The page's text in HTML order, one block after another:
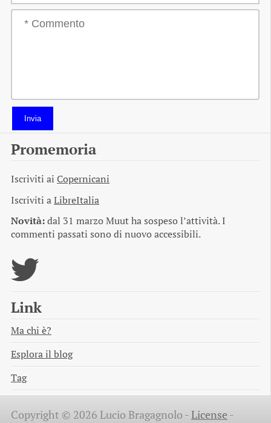
Invia
Promemoria
Iscriviti ai Copernicani
Iscriviti aLibreItalia
Novità:dal 31 marzo Muut ha sospeso l’attività. I
commenti passati sono di nuovo accessibili.
Link
Ma chi è?
Esplora il blog
Tag
Copyright © 2026 Lucio Bragagnolo -License -